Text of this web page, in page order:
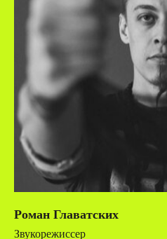
Роман Главатских
Звукорежиссер